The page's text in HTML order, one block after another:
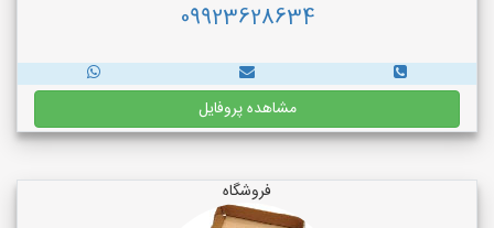
09923628634
مشاهده پروفایل
فروشگاه